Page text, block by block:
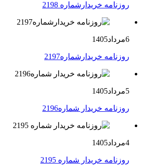
روزنامه خریدارشماره 2198
6مرداد1405
روزنامه خریدارشماره2197
5مرداد1405
روزنامه خریدار شماره2196
4مرداد1405
روزنامه خریدار شماره 2195